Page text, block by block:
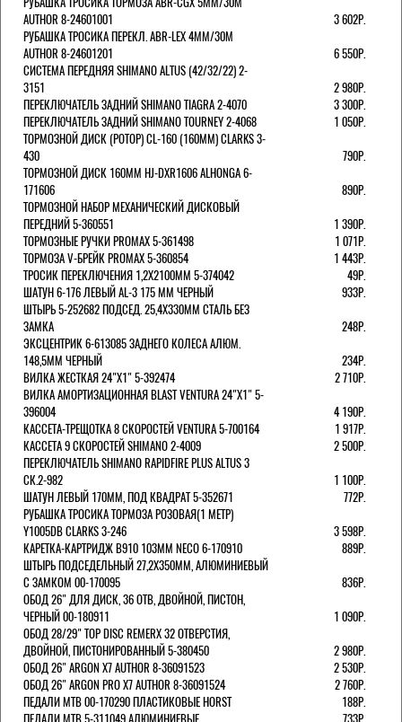
AUTHOR 8-24601001
3 602Р.
РУБАШКА ТРОСИКА ПЕРЕКЛ. ABR-LEX 4MM/30M
AUTHOR 8-24601201
6 550Р.
СИСТЕМА ПЕРЕДНЯЯ SHIMANO ALTUS (42/32/22) 2-
3151
2 980Р.
ПЕРЕКЛЮЧАТЕЛЬ ЗАДНИЙ SHIMANO TIAGRA 2-4070
3 300Р.
ПЕРЕКЛЮЧАТЕЛЬ ЗАДНИЙ SHIMANO TOURNEY 2-4068
1 050Р.
ТОРМОЗНОЙ ДИСК (РОТОР) CL-160 (160ММ) CLARKS 3-
430
790Р.
ТОРМОЗНОЙ ДИСК 160ММ HJ-DXR1606 ALHONGA 6-
171606
890Р.
ТОРМОЗНОЙ НАБОР МЕХАНИЧЕСКИЙ ДИСКОВЫЙ
ПЕРЕДНИЙ 5-360551
1 390Р.
ТОРМОЗНЫЕ РУЧКИ PROMAX 5-361498
1 071Р.
ТОРМОЗА V-БРЕЙК PROMAX 5-360854
1 443Р.
ТРОСИК ПЕРЕКЛЮЧЕНИЯ 1,2Х2100ММ 5-374042
49Р.
ШАТУН 6-176 ЛЕВЫЙ AL-3 175 ММ ЧЕРНЫЙ
933Р.
ШТЫРЬ 5-252682 ПОДСЕД. 25,4Х330ММ СТАЛЬ БЕЗ
ЗАМКА
248Р.
ЭКСЦЕНТРИК 6-613085 ЗАДНЕГО КОЛЕСА АЛЮМ.
148,5ММ ЧЕРНЫЙ
234Р.
ВИЛКА ЖЕСТКАЯ 24"Х1" 5-392474
2 710Р.
ВИЛКА АМОРТИЗАЦИОННАЯ BLAST VENTURA 24"Х1" 5-
396004
4 190Р.
КАССЕТА-ТРЕЩОТКА 8 СКОРОСТЕЙ VENTURA 5-700164
1 917Р.
КАССЕТА 9 СКОРОСТЕЙ SHIMANO 2-4009
2 500Р.
ПЕРЕКЛЮЧАТЕЛЬ SHIMANO RAPIDFIRE PLUS ALTUS 3
СК.2-982
1 100Р.
ШАТУН ЛЕВЫЙ 170ММ, ПОД КВАДРАТ 5-352671
772Р.
РУБАШКА ТРОСИКА ТОРМОЗА РОЗОВАЯ(1 МЕТР)
Y1005DB CLARKS 3-246
3 598Р.
КАРЕТКА-КАРТРИДЖ B910 103ММ NECO 6-170910
889Р.
ШТЫРЬ ПОДСЕДЕЛЬНЫЙ 27,2Х350ММ, АЛЮМИНИЕВЫЙ
С ЗАМКОМ 00-170095
836Р.
ОБОД 26" ДЛЯ ДИСК, 36 ОТВ, ДВОЙНОЙ, ПИСТОН,
ЧЕРНЫЙ 00-180911
1 090Р.
ОБОД 28/29" TOP DISC REMERX 32 ОТВЕРСТИЯ,
ДВОЙНОЙ, ПИСТОНИРОВАННЫЙ 5-380450
2 980Р.
ОБОД 26" ARGON X7 AUTHOR 8-36091523
2 530Р.
ОБОД 26" ARGON PRO X7 AUTHOR 8-36091524
2 760Р.
ПЕДАЛИ МТВ 00-170290 ПЛАСТИКОВЫЕ HORST
188Р.
ПЕДАЛИ MTB 5-311049 АЛЮМИНИЕВЫЕ
733Р.